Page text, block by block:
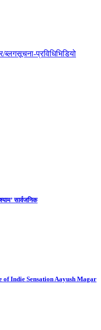
ब्लगसूचना-प्रविधिभिडियो
सार्वजनिक
of Indie Sensation Aayush Magar